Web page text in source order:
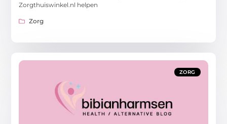
Zorgthuiswinkel.nl helpen
Zorg
ZORG